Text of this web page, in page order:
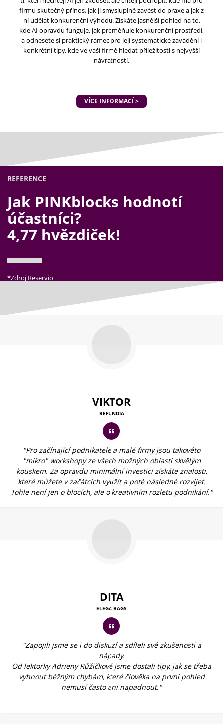
firmu skutečný přínos, jak ji smysluplně zavést do praxe a jak z
ní udělat konkurenční výhodu. Získáte jasnější pohled na to,
kde AI opravdu funguje, jak proměňuje konkurenční prostředí,
a odnesete si praktický rámec pro její systematické zavádění i
konkrétní tipy, kde ve vaší firmě hledat příležitosti s nejvyšší
návratností.
VÍCE INFORMACÍ >
REFERENCE
Jak PINKblocks hodnotí
účastníci?
4,77 hvězdiček!
*Zdroj Reservio
VIKTOR
REFUNDIA
"Pro začínající podnikatele a malé firmy jsou takovéto
"mikro" workshopy ze všech možných oblastí skvělým
kouskem. Za opravdu minimální investici získáte znalosti,
které můžete v začátcích využít a poté následně rozvíjet.
Tohle není jen o blocích, ale o kreativním rozletu podnikání."
DITA
ELEGA BAGS
"Zapojili jsme se i do diskuzí a sdíleli své zkušenosti a
nápady.
Od lektorky Adrieny Růžičkové jsme dostali tipy, jak se třeba
vyhnout běžným chybám, které člověka na první pohled
nemusí často ani napadnout."